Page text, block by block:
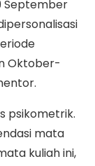
September
Oktober-
psikometrik.
mata
kuliah ini,